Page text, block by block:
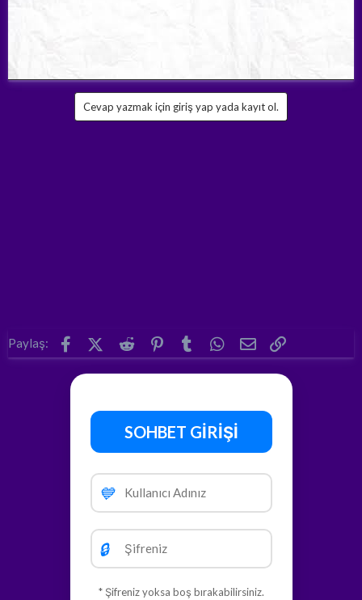
Cevap yazmak için giriş yap yada kayıt ol.
Paylaş: FacebookX (Twitter)
Reddit Pinterest
Tumblr WhatsApp
E-posta
SOHBET GİRİŞİ
💙
🔒
* Şifreniz yoksa boş bırakabilirsiniz.